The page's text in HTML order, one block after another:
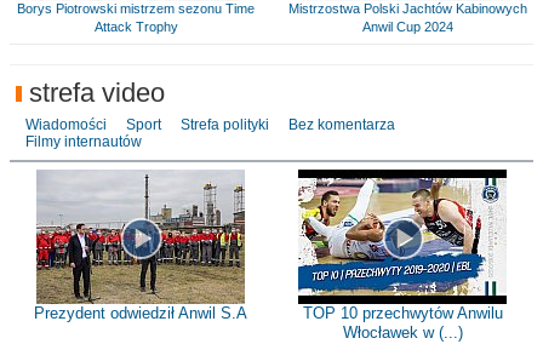
Borys Piotrowski mistrzem sezonu Time
Attack Trophy
Mistrzostwa Polski Jachtów Kabinowych
Anwil Cup 2024
strefa video
Wiadomości Sport Strefa polityki
Bez komentarza
Filmy internautów
Prezydent odwiedził Anwil S.A
TOP 10 przechwytów Anwilu
Włocławek w (...)